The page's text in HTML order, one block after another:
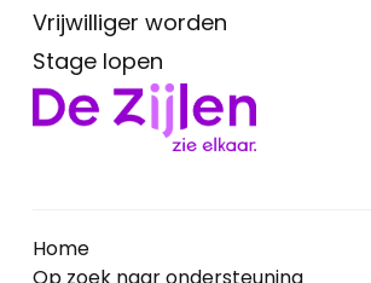
Vrijwilliger worden
Stage lopen
Home
Op zoek naar ondersteuning